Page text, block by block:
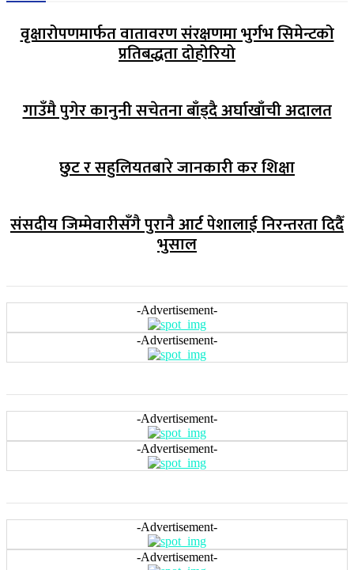
वृक्षारोपणमार्फत वातावरण संरक्षणमा भुर्गभ सिमेन्टको
प्रतिबद्धता दोहोरियो
गाउँमै पुगेर कानुनी सचेतना बाँड्दै अर्घाखाँची अदालत
छुट र सहुलियतबारे जानकारी कर शिक्षा
संसदीय जिम्मेवारीसँगै पुरानै आर्ट पेशालाई निरन्तरता दिदैँ
भुसाल
-Advertisement-
-Advertisement-
-Advertisement-
-Advertisement-
-Advertisement-
-Advertisement-